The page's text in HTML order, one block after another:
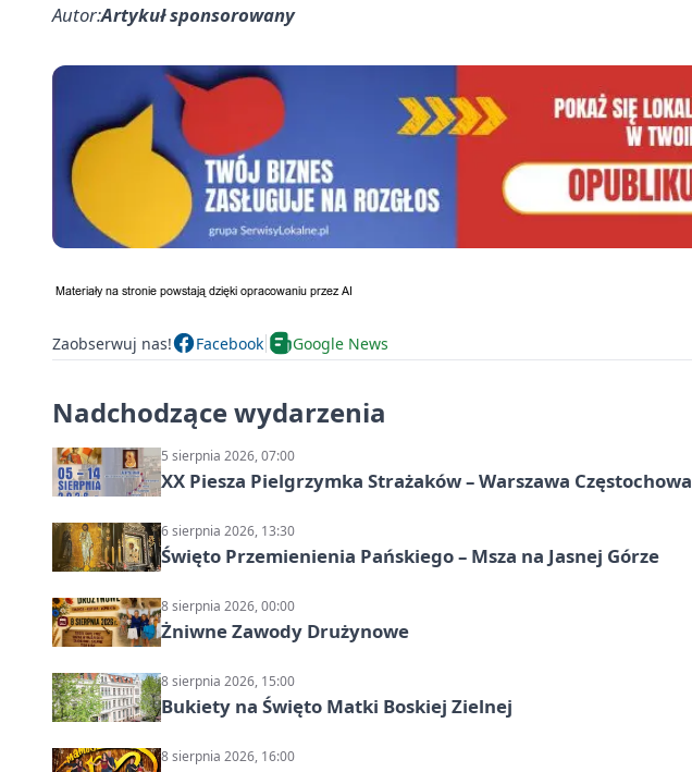
Autor:Artykuł sponsorowany
Zaobserwuj nas! Facebook Google News
Nadchodzące wydarzenia
5 sierpnia 2026, 07:00
XX Piesza Pielgrzymka Strażaków – Warszawa Częstochowa
6 sierpnia 2026, 13:30
Święto Przemienienia Pańskiego – Msza na Jasnej Górze
8 sierpnia 2026, 00:00
Żniwne Zawody Drużynowe
8 sierpnia 2026, 15:00
Bukiety na Święto Matki Boskiej Zielnej
8 sierpnia 2026, 16:00